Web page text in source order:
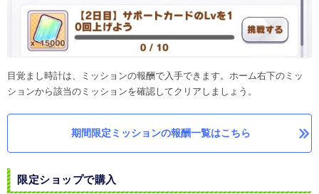
目覚まし時計は、ミッションの報酬で入手できます。ホーム右下のミッ
ションから該当のミッションを確認してクリアしましょう。
期間限定ミッションの報酬一覧はこちら
限定ショップで購入